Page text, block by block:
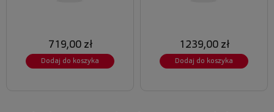
719,00 zł
Dodaj do koszyka
1239,00 zł
Dodaj do koszyka